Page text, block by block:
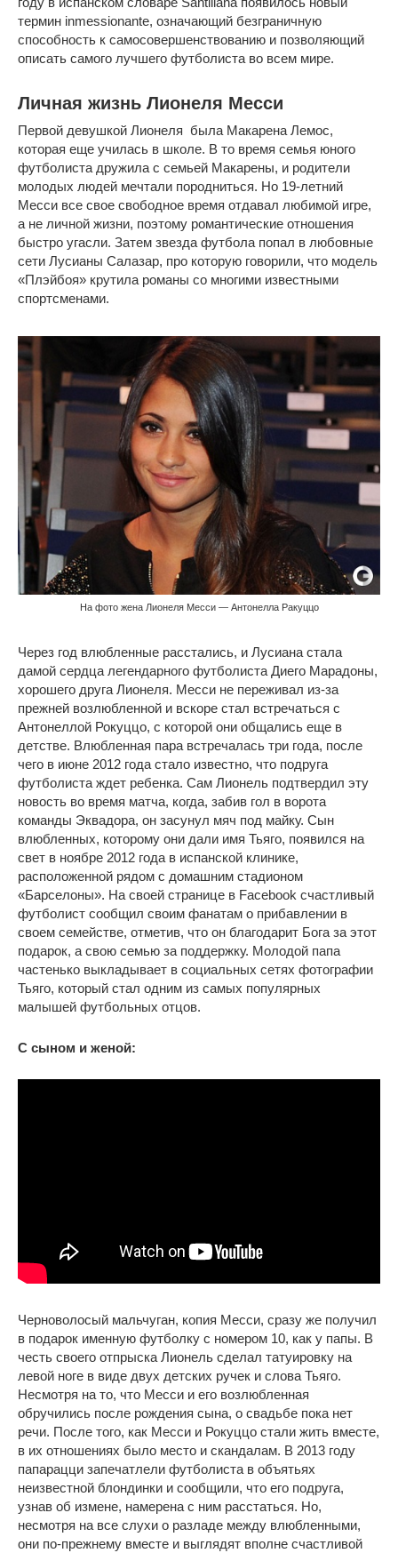
термин inmessionante, означающий безграничную
способность к самосовершенствованию и позволяющий
описать самого лучшего футболиста во всем мире.
Личная жизнь Лионеля Месси
Первой девушкой Лионеля была Макарена Лемос,
которая еще училась в школе. В то время семья юного
футболиста дружила с семьей Макарены, и родители
молодых людей мечтали породниться. Но 19-летний
Месси все свое свободное время отдавал любимой игре,
а не личной жизни, поэтому романтические отношения
быстро угасли. Затем звезда футбола попал в любовные
сети Лусианы Салазар, про которую говорили, что модель
«Плэйбоя» крутила романы со многими известными
спортсменами.
На фото жена Лионеля Месси — Антонелла Ракуццо
Через год влюбленные расстались, и Лусиана стала
дамой сердца легендарного футболиста Диего Марадоны,
хорошего друга Лионеля. Месси не переживал из-за
прежней возлюбленной и вскоре стал встречаться с
Антонеллой Рокуццо, с которой они общались еще в
детстве. Влюбленная пара встречалась три года, после
чего в июне 2012 года стало известно, что подруга
футболиста ждет ребенка. Сам Лионель подтвердил эту
новость во время матча, когда, забив гол в ворота
команды Эквадора, он засунул мяч под майку. Сын
влюбленных, которому они дали имя Тьяго, появился на
свет в ноябре 2012 года в испанской клинике,
расположенной рядом с домашним стадионом
«Барселоны». На своей странице в Facebook счастливый
футболист сообщил своим фанатам о прибавлении в
своем семействе, отметив, что он благодарит Бога за этот
подарок, а свою семью за поддержку. Молодой папа
частенько выкладывает в социальных сетях фотографии
Тьяго, который стал одним из самых популярных
малышей футбольных отцов.
С сыном и женой:
Черноволосый мальчуган, копия Месси, сразу же получил
в подарок именную футболку с номером 10, как у папы. В
честь своего отпрыска Лионель сделал татуировку на
левой ноге в виде двух детских ручек и слова Тьяго.
Несмотря на то, что Месси и его возлюбленная
обручились после рождения сына, о свадьбе пока нет
речи. После того, как Месси и Рокуццо стали жить вместе,
в их отношениях было место и скандалам. В 2013 году
папарацци запечатлели футболиста в объятьях
неизвестной блондинки и сообщили, что его подруга,
узнав об измене, намерена с ним расстаться. Но,
несмотря на все слухи о разладе между влюбленными,
они по-прежнему вместе и выглядят вполне счастливой